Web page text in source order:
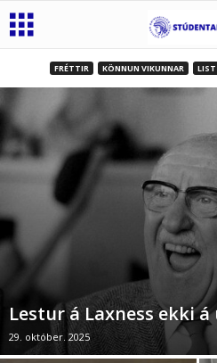
FRÉTTIR KÖNNUN VIKUNNAR LIST
Lestur á Laxness ekki
29. október. 2025